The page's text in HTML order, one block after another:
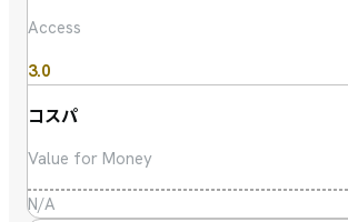
Access
3.0
コスパ
Value for Money
N/A